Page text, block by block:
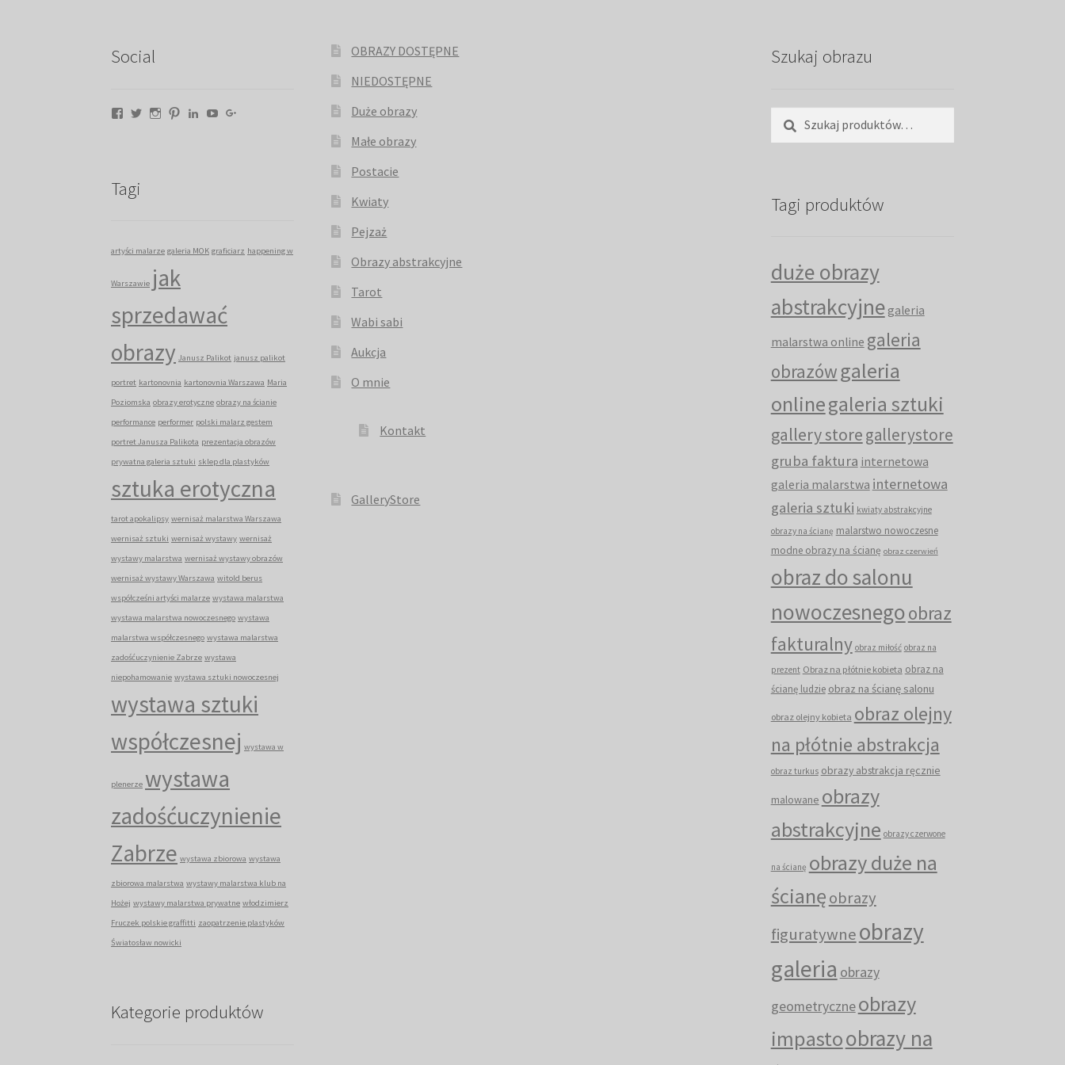
Social
Facebook
TwitterInstagram
PinterestLinkedInYouTube
Tagi
artyści malarze galeria MOK graficiarz happening w
Warszawie jak
sprzedawać
obrazy Janusz Palikot janusz palikot
portret kartonovnia kartonovnia Warszawa Maria
Poziomska obrazy erotyczne obrazy na ścianie
performance performer polski malarz gestem
portret Janusza Palikota prezentacja obrazów
prywatna galeria sztuki sklep dla plastyków
sztuka erotyczna
tarot apokalipsy wernisaż malarstwa Warszawa
wernisaż sztuki wernisaż wystawy wernisaż
wystawy malarstwa wernisaż wystawy obrazów
wernisaż wystawy Warszawa witold berus
współcześni artyści malarze wystawa malarstwa
wystawa malarstwa nowoczesnego wystawa
malarstwa współczesnego wystawa malarstwa
zadośćuczynienie Zabrze wystawa
niepohamowanie wystawa sztuki nowoczesnej
wystawa sztuki
współczesnej wystawa w
plenerze wystawa
zadośćuczynienie
Zabrze wystawa zbiorowa wystawa
zbiorowa malarstwa wystawy malarstwa klub na
Hożej wystawy malarstwa prywatne włodzimierz
Fruczek polskie graffitti zaopatrzenie plastyków
Światosław nowicki
Kategorie produktów
OBRAZY DOSTĘPNE
NIEDOSTĘPNE
Duże obrazy
Małe obrazy
Postacie
Kwiaty
Pejzaż
Obrazy abstrakcyjne
Tarot
Wabi sabi
Aukcja
O mnie
Kontakt
GalleryStore
Szukaj obrazu
Szukaj:
Szukaj
Tagi produktów
duże obrazy
abstrakcyjne galeria
malarstwa online galeria
obrazów galeria
onlinegaleria sztuki
gallery storegallerystore
gruba faktura internetowa
galeria malarstwa internetowa
galeria sztuki kwiaty abstrakcyjne
obrazy na ścianę malarstwo nowoczesne
modne obrazy na ścianę obraz czerwień
obraz do salonu
nowoczesnegoobraz
fakturalny obraz miłość obraz na
prezent Obraz na płótnie kobieta obraz na
ścianę ludzie obraz na ścianę salonu
obraz olejny kobieta obraz olejny
na płótnie abstrakcja
obraz turkus obrazy abstrakcja ręcznie
malowane obrazy
abstrakcyjne obrazy czerwone
na ścianę obrazy duże na
ścianęobrazy
figuratywneobrazy
galeria obrazy
geometryczneobrazy
impastoobrazy na